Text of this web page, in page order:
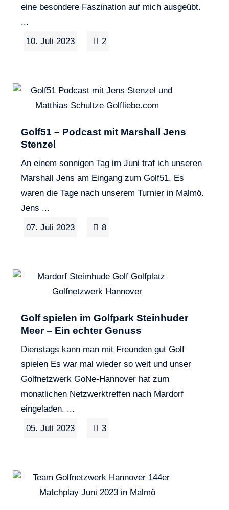
eine besondere Faszination auf mich ausgeübt.
...
10. Juli 2023
2
Golf51 – Podcast mit Marshall Jens
Stenzel
An einem sonnigen Tag im Juni traf ich unseren
Marshall Jens am Eingang zum Golf51. Es
waren die Tage nach unserem Turnier in Malmö.
Jens ...
07. Juli 2023
8
Golf spielen im Golfpark Steinhuder
Meer – Ein echter Genuss
Dienstags kann man mit Freunden gut Golf
spielen Es war mal wieder so weit und unser
Golfnetzwerk GoNe-Hannover hat zum
monatlichen Netzwerktreffen nach Mardorf
eingeladen. ...
05. Juli 2023
3